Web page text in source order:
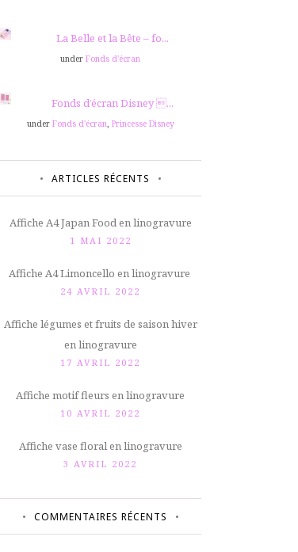
La Belle et la Bête – fo...
under Fonds d'écran
Fonds d’écran Disney ...
under Fonds d'écran Princesse Disney
ARTICLES RÉCENTS
Affiche A4 Japan Food en linogravure
1 MAI 2022
Affiche A4 Limoncello en linogravure
24 AVRIL 2022
Affiche légumes et fruits de saison hiver
en linogravure
17 AVRIL 2022
Affiche motif fleurs en linogravure
10 AVRIL 2022
Affiche vase floral en linogravure
3 AVRIL 2022
COMMENTAIRES RÉCENTS